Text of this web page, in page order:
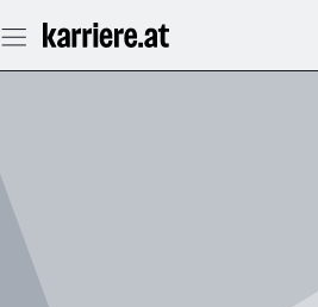
Seiteninhalt
springen